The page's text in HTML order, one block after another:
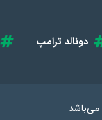
دونالد ترامپ
می‌باشد